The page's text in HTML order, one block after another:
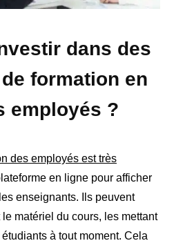
dans des
formation en
employés ?
des employés est très
en ligne pour afficher
enseignants. Ils peuvent
matériel du cours, les mettant
à tout moment. Cela